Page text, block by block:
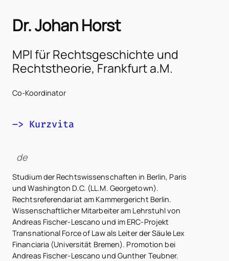
Dr. Johan Horst
MPI für Rechtsgeschichte und
Rechtstheorie, Frankfurt a.M.
Co-Koordinator
–> Kurzvita
de
Studium der Rechtswissenschaften in Berlin, Paris
und Washington D.C. (LL.M. Georgetown).
Rechtsreferendariat am Kammergericht Berlin.
Wissenschaftlicher Mitarbeiter am Lehrstuhl von
Andreas Fischer-Lescano und im ERC-Projekt
Transnational Force of Law als Leiter der Säule Lex
Financiaria (Universität Bremen). Promotion bei
Andreas Fischer-Lescano und Gunther Teubner.